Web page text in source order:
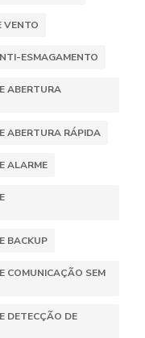
VENTO
ESMAGAMENTO
ABERTURA
ABERTURA RÁPIDA
ALARME
BACKUP
COMUNICAÇÃO SEM
DETECÇÃO DE